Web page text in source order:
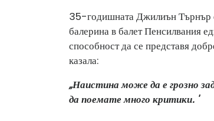
35-годишната Джилиън Търнър
балерина в балет Пенсилвания
способност да се представя
казала:
„Наистина може да е грозно
да поемате много критики. '